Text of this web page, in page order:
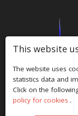
HOME /
PRIVACY
This website
The website uses
statistics data and
Click on the
policy for cookies .